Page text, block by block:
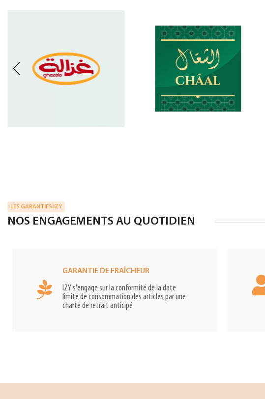
LES GARANTIES IZY
NOS ENGAGEMENTS AU QUOTIDIEN
GARANTIE DE FRAÎCHEUR
IZY s'engage sur la conformité de la date
limite de consommation des articles par une
charte de retrait anticipé